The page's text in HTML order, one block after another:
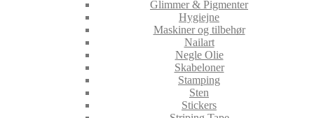
Glimmer & Pigmenter
Hygiejne
Maskiner og tilbehør
Nailart
Negle Olie
Skabeloner
Stamping
Sten
Stickers